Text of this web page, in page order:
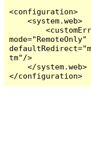
<configuration>
    <system.web>
        <customErrors
mode="RemoteOnly"
tm"/>
    </system.web>
</configuration>